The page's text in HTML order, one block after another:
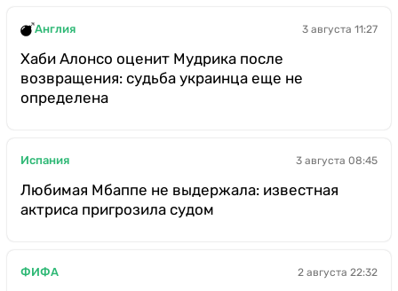
Англия 3 августа 11:27
Хаби Алонсо оценит Мудрика после
возвращения: судьба украинца еще не
определена
Испания 3 августа 08:45
Любимая Мбаппе не выдержала: известная
актриса пригрозила судом
ФИФА 2 августа 22:32